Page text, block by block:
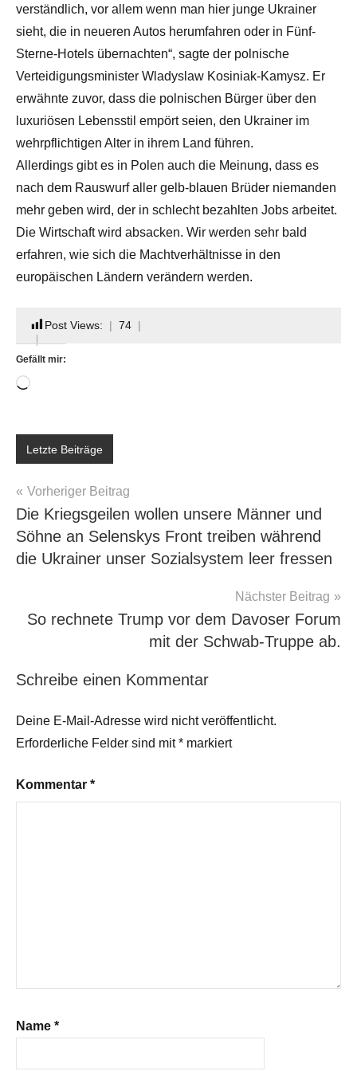
verständlich, vor allem wenn man hier junge Ukrainer
sieht, die in neueren Autos herumfahren oder in Fünf-
Sterne-Hotels übernachten“, sagte der polnische
Verteidigungsminister Wladyslaw Kosiniak-Kamysz. Er
erwähnte zuvor, dass die polnischen Bürger über den
luxuriösen Lebensstil empört seien, den Ukrainer im
wehrpflichtigen Alter in ihrem Land führen.
Allerdings gibt es in Polen auch die Meinung, dass es
nach dem Rauswurf aller gelb-blauen Brüder niemanden
mehr geben wird, der in schlecht bezahlten Jobs arbeitet.
Die Wirtschaft wird absacken. Wir werden sehr bald
erfahren, wie sich die Machtverhältnisse in den
europäischen Ländern verändern werden.
Post Views: 74
Gefällt mir:
Wird
Letzte Beiträge
Beitragsnavigation
Vorheriger Beitrag
Die Kriegsgeilen wollen unsere Männer und
Söhne an Selenskys Front treiben während
die Ukrainer unser Sozialsystem leer fressen
Nächster Beitrag
So rechnete Trump vor dem Davoser Forum
mit der Schwab-Truppe ab.
Schreibe einen Kommentar
Deine E-Mail-Adresse wird nicht veröffentlicht.
Erforderliche Felder sind mit* markiert
Kommentar *
Name *